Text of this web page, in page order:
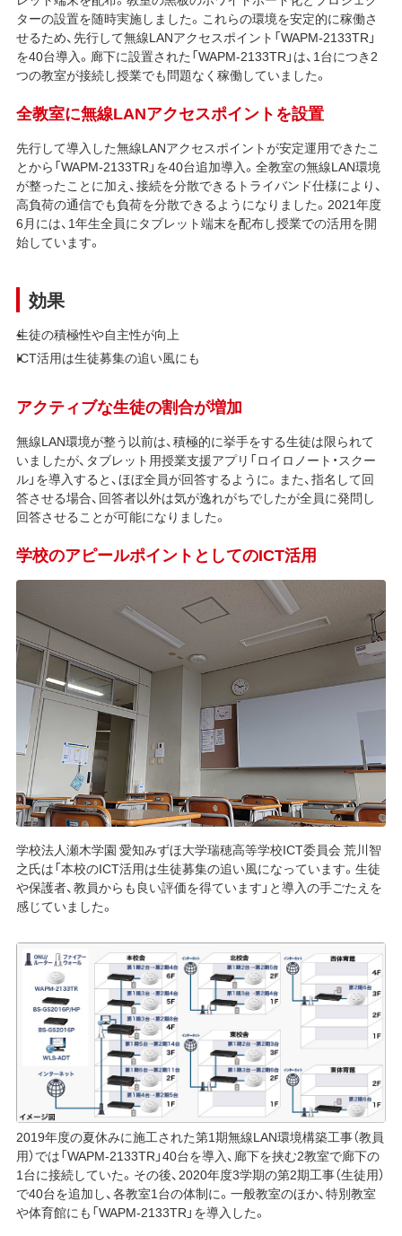
ターの設置を随時実施しました。これらの環境を安定的に稼働さ
せるため、先行して無線LANアクセスポイント「WAPM-2133TR」
を40台導入。廊下に設置された「WAPM-2133TR」は、1台につき2
つの教室が接続し授業でも問題なく稼働していました。
全教室に無線LANアクセスポイントを設置
先行して導入した無線LANアクセスポイントが安定運用できたこ
とから「WAPM-2133TR」を40台追加導入。全教室の無線LAN環境
が整ったことに加え、接続を分散できるトライバンド仕様により、
高負荷の通信でも負荷を分散できるようになりました。2021年度
6月には、1年生全員にタブレット端末を配布し授業での活用を開
始しています。
効果
生徒の積極性や自主性が向上
ICT活用は生徒募集の追い風にも
アクティブな生徒の割合が増加
無線LAN環境が整う以前は、積極的に挙手をする生徒は限られて
いましたが、タブレット用授業支援アプリ「ロイロノート・スクー
ル」を導入すると、ほぼ全員が回答するように。また、指名して回
答させる場合、回答者以外は気が逸れがちでしたが全員に発問し
回答させることが可能になりました。
学校のアピールポイントとしてのICT活用
学校法人瀬木学園 愛知みずほ大学瑞穂高等学校ICT委員会 荒川智
之氏は「本校のICT活用は生徒募集の追い風になっています。生徒
や保護者、教員からも良い評価を得ています」と導入の手ごたえを
感じていました。
2019年度の夏休みに施工された第1期無線LAN環境構築工事（教員
用）では「WAPM-2133TR」40台を導入、廊下を挟む2教室で廊下の
1台に接続していた。その後、2020年度3学期の第2期工事（生徒用）
で40台を追加し、各教室1台の体制に。一般教室のほか、特別教室
や体育館にも「WAPM-2133TR」を導入した。